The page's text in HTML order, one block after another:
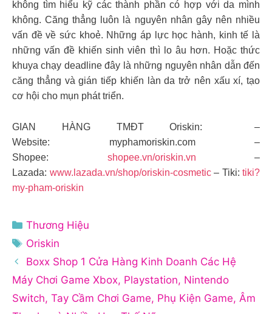
không tìm hiểu kỹ các thành phần có hợp với da mình
không. Căng thẳng luôn là nguyên nhân gây nên nhiều
vấn đề về sức khoẻ. Những áp lực học hành, kinh tế là
những vấn đề khiến sinh viên thì lo âu hơn. Hoặc thức
khuya chạy deadline đây là những nguyên nhân dẫn đến
căng thẳng và gián tiếp khiến làn da trở nên xấu xí, tạo
cơ hội cho mụn phát triển.
GIAN HÀNG TMĐT Oriskin: –
Website: myphamoriskin.com –
Shopee: shopee.vn/oriskin.vn –
Lazada: www.lazada.vn/shop/oriskin-cosmetic– Tiki: tiki?
my-pham-oriskin
Danh
mục
Thương Hiệu
Thẻ
Oriskin
Boxx Shop 1 Cửa Hàng Kinh Doanh Các Hệ
Máy Chơi Game Xbox, Playstation, Nintendo
Switch, Tay Cầm Chơi Game, Phụ Kiện Game, Âm